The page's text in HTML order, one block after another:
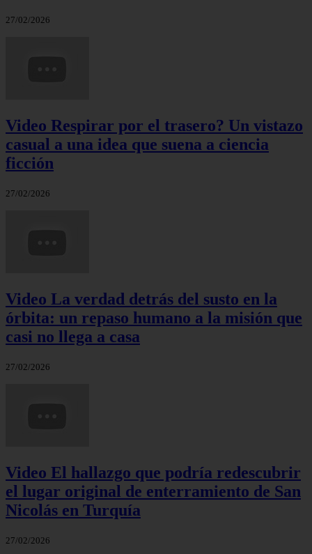
27/02/2026
Video Respirar por el trasero? Un vistazo
casual a una idea que suena a ciencia
ficción
27/02/2026
Video La verdad detrás del susto en la
órbita: un repaso humano a la misión que
casi no llega a casa
27/02/2026
Video El hallazgo que podría redescubrir
el lugar original de enterramiento de San
Nicolás en Turquía
27/02/2026